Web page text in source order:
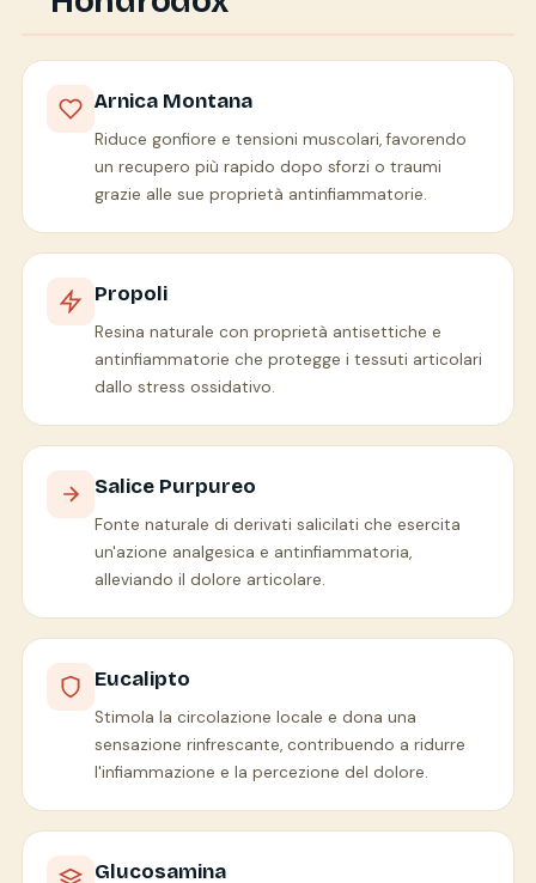
Arnica Montana
Riduce gonfiore e tensioni muscolari, favorendo
un recupero più rapido dopo sforzi o traumi
grazie alle sue proprietà antinfiammatorie.
Propoli
Resina naturale con proprietà antisettiche e
antinfiammatorie che protegge i tessuti articolari
dallo stress ossidativo.
Salice Purpureo
Fonte naturale di derivati salicilati che esercita
un'azione analgesica e antinfiammatoria,
alleviando il dolore articolare.
Eucalipto
Stimola la circolazione locale e dona una
sensazione rinfrescante, contribuendo a ridurre
l'infiammazione e la percezione del dolore.
Glucosamina